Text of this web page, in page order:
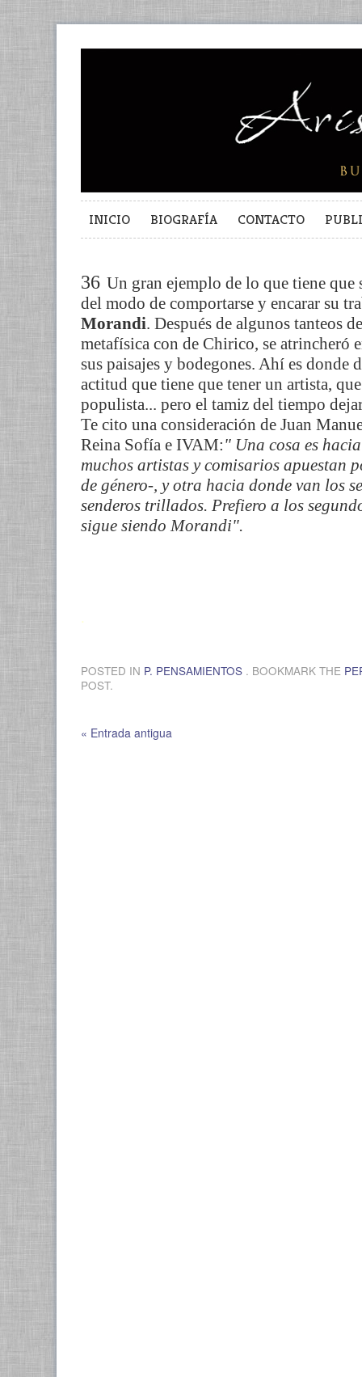
INICIO BIOGRAFÍA CONTACTO
36 Un gran ejemplo de lo que tiene que
del modo de comportarse y encarar su
Morandi. Después de algunos tanteos
metafísica con de Chirico, se atrincheró
sus paisajes y bodegones. Ahí es donde
actitud que tiene que tener un artista,
populista... pero el tamiz del tiempo
Te cito una consideración de Juan
Reina Sofía e IVAM:" Una cosa es
muchos artistas y comisarios apuestan
de género-, y otra hacia donde van los
senderos trillados. Prefiero a los
sigue siendo Morandi".
.
POSTED IN P. PENSAMIENTOS . BOOKMARK THE
POST.
« Entrada antigua